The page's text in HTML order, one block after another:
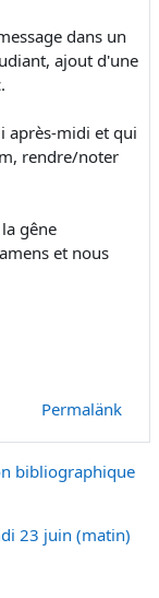
dans un
ajout d'une
après-midi et qui
rendre/noter
gêne
et nous
Permalänk
bibliographique
23 juin (matin)